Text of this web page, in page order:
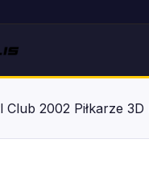
Club 2002 Piłkarze 3D